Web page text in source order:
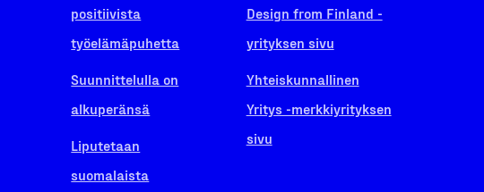
positiivista
työelämäpuhetta
Suunnittelulla on
alkuperänsä
Liputetaan
suomalaista
Design from Finland -
yrityksen sivu
Yhteiskunnallinen
Yritys -merkkiyrityksen
sivu